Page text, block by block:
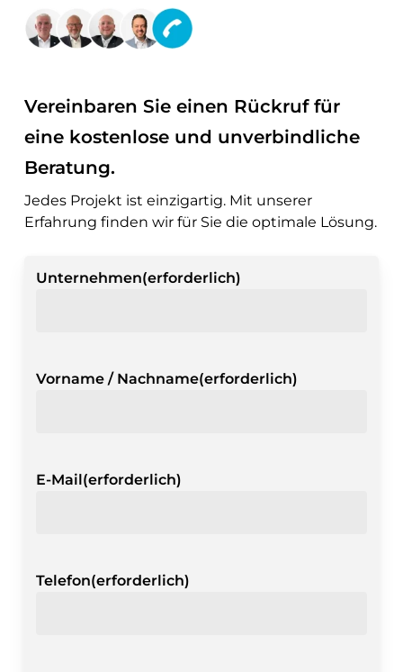
Vereinbaren Sie einen Rückruf für
eine kostenlose und unverbindliche
Beratung.
Jedes Projekt ist einzigartig. Mit unserer
Erfahrung finden wir für Sie die optimale Lösung.
Unternehmen(erforderlich)
Vorname / Nachname(erforderlich)
E-Mail(erforderlich)
Telefon(erforderlich)